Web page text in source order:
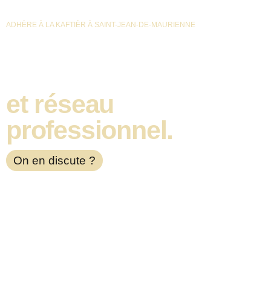
ADHÈRE À LA KAFTIÈR À SAINT-JEAN-DE-MAURIENNE
et réseau
professionnel.
On en discute ?